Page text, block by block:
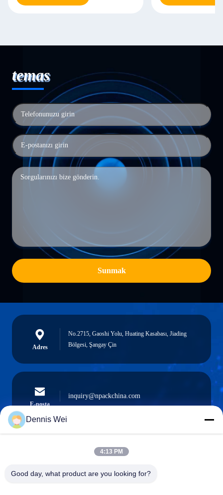
temas
Sunmak
Adres
No.2715, Gaoshi Yolu, Huating Kasabası, Jiading
Bölgesi, Şangay Çin
E-posta
inquiry@npackchina.com
0086-21-66035560
Dennis Wei
4:13 PM
Good day, what product are you looking for?